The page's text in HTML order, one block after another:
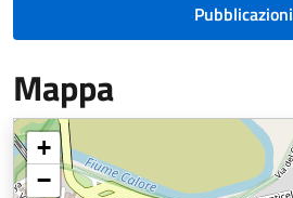
Pubblicazioni
Mappa
+
−